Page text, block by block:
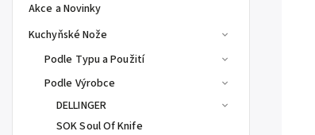
Akce a Novinky
Kuchyňské Nože
Podle Typu a Použití
Podle Výrobce
DELLINGER
SOK Soul Of Knife